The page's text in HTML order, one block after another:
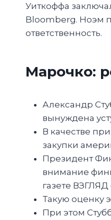
Уиткоффа
Bloomberg. Ноэм
ответственность.
Марочко:
Александр
вынуждена
В качестве
закупки
Президент
внимание
газете
Такую оценку
При этом